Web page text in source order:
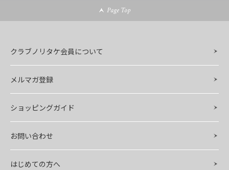
Page Top
クラブノリタケ会員について
メルマガ登録
ショッピングガイド
お問い合わせ
はじめての方へ